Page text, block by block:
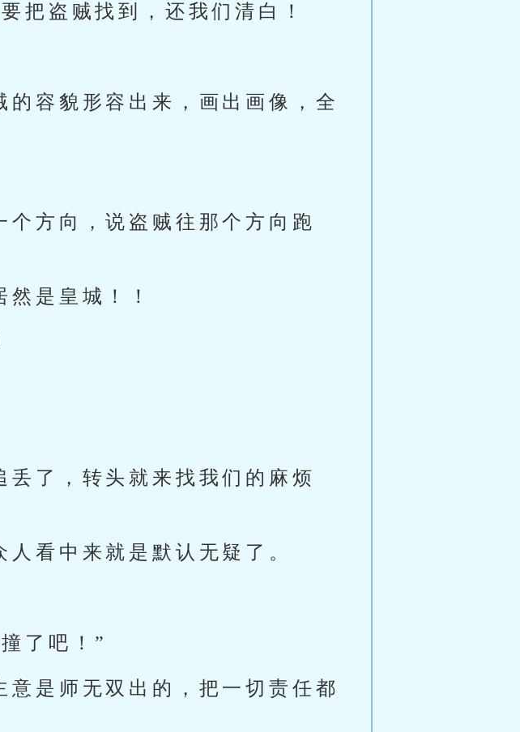
把盗贼找到，还我们清白！
容貌形容出来，画出画像，全
方向，说盗贼往那个方向跑
是皇城！！
了，转头就来找我们的麻烦
看中来就是默认无疑了。
了吧！”
是师无双出的，把一切责任都